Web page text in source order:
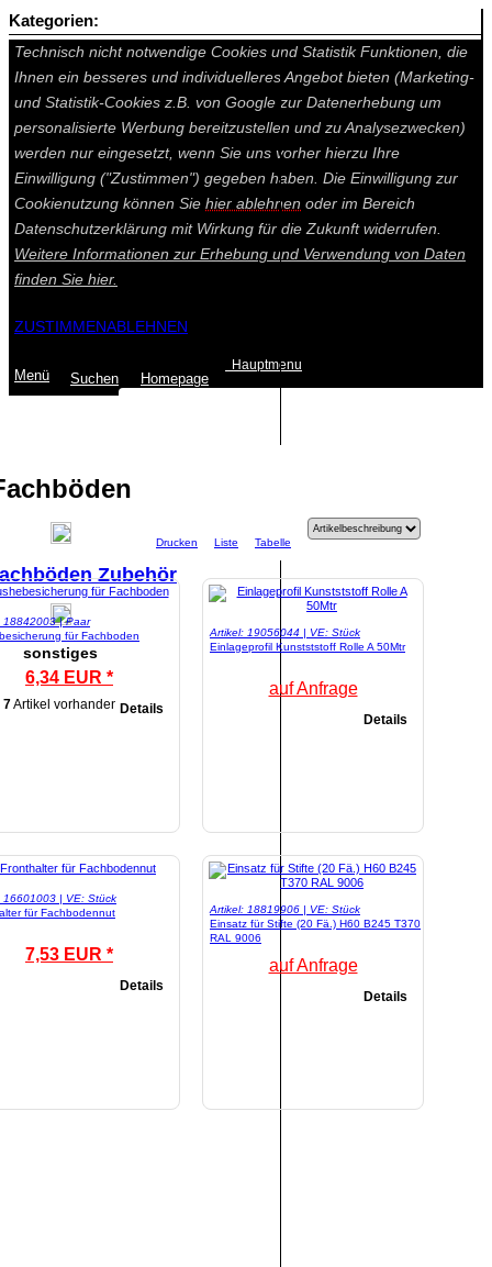
Auf dieser Seite werden technisch notwendige Cookies gesetzt.
Technisch nicht notwendige Cookies und Statistik Funktionen, die
Ihnen ein besseres und individuelleres Angebot bieten (Marketing-
und Statistik-Cookies z.B. von Google zur Datenerhebung um
personalisierte Werbung bereitzustellen und zu Analysezwecken)
werden nur eingesetzt, wenn Sie uns vorher hierzu Ihre
Einwilligung ("Zustimmen") gegeben haben. Die Einwilligung zur
Cookienutzung können Sie hier ablehnen oder im Bereich
Datenschutzerklärung mit Wirkung für die Zukunft widerrufen.
Weitere Informationen zur Erhebung und Verwendung von Daten
finden Sie hier.
ZUSTIMMENABLEHNEN
Menü Suchen Homepage
Hauptmenu
Zubehör
sonstiges
7Artikel vorhanden
Drucken Liste Tabelle
18842003 | Paar
für Fachboden
6,34 EUR *
Details
Artikel: 19056044 | VE: Stück
Einlageprofil Kunstststoff Rolle A 50Mtr
auf Anfrage
Details
16601003 | VE: Stück
für Fachbodennut
7,53 EUR *
Details
Artikel: 18819906 | VE: Stück
Einsatz für Stifte (20 Fä.) H60 B245 T370
RAL 9006
auf Anfrage
Details
Kategorien: